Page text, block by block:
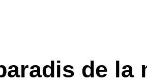
de la